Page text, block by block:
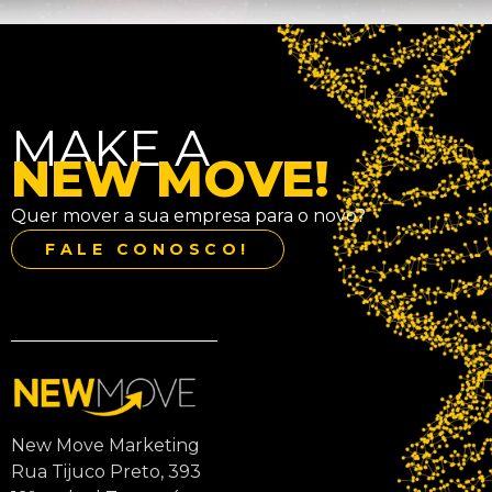
MAKE A
NEW MOVE!
Quer mover a sua empresa para o novo?
FALE CONOSCO!
New Move Marketing
Rua Tijuco Preto, 393